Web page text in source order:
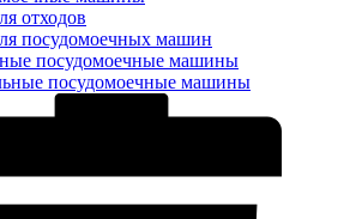
отходов
посудомоечных машин
посудомоечные машины
посудомоечные машины